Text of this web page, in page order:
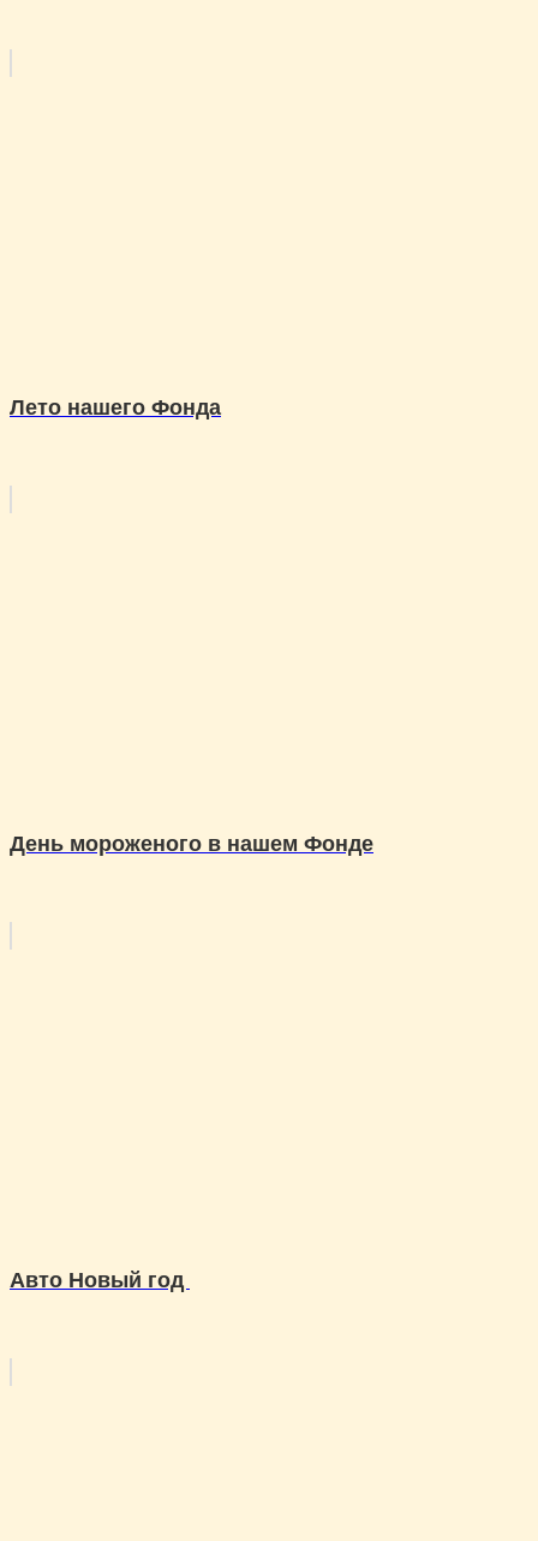
Лето нашего Фонда
День мороженого в нашем Фонде
Авто Новый год